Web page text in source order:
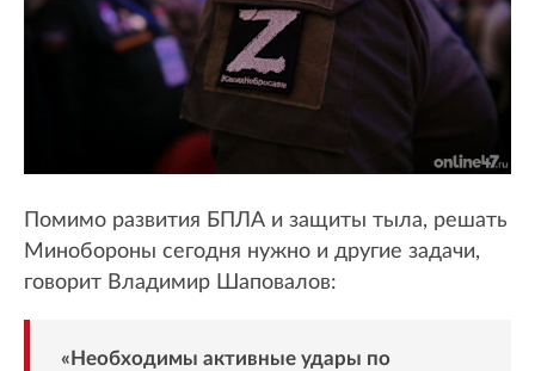
Помимо развития БПЛА и защиты тыла, решать
Минобороны сегодня нужно и другие задачи,
говорит Владимир Шаповалов:
«Необходимы активные удары по